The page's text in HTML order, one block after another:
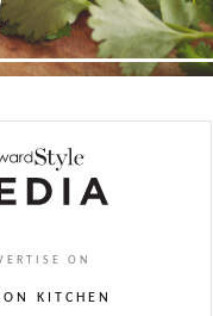
ON
KITCHEN